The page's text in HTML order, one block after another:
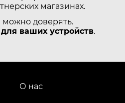
магазинах.
можно доверять.
ваших устройств.
О нас